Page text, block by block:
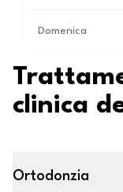
Domenica
clinica
Ortodonzia